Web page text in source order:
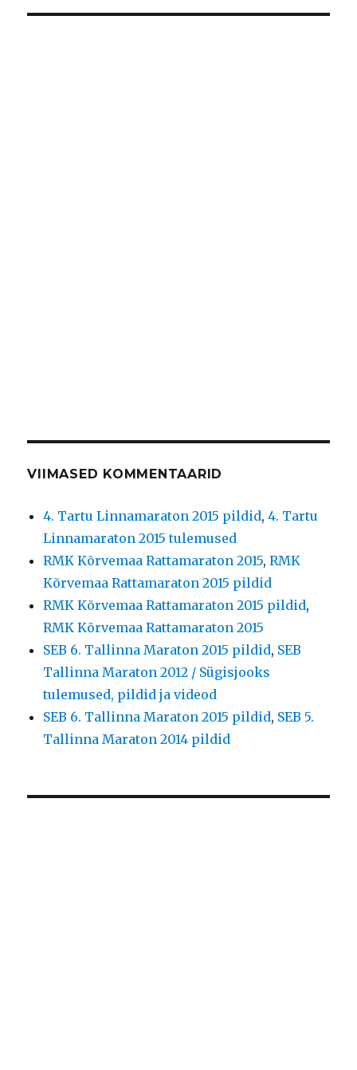
VIIMASED KOMMENTAARID
4. Tartu Linnamaraton 2015 pildid,4. Tartu
Linnamaraton 2015 tulemused
RMK Kõrvemaa Rattamaraton 2015,RMK
Kõrvemaa Rattamaraton 2015 pildid
RMK Kõrvemaa Rattamaraton 2015 pildid,
RMK Kõrvemaa Rattamaraton 2015
SEB 6. Tallinna Maraton 2015 pildid, SEB
Tallinna Maraton 2012 / Sügisjooks
tulemused, pildid ja videod
SEB 6. Tallinna Maraton 2015 pildid, SEB 5.
Tallinna Maraton 2014 pildid